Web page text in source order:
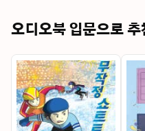
오디오북 입문으로 추